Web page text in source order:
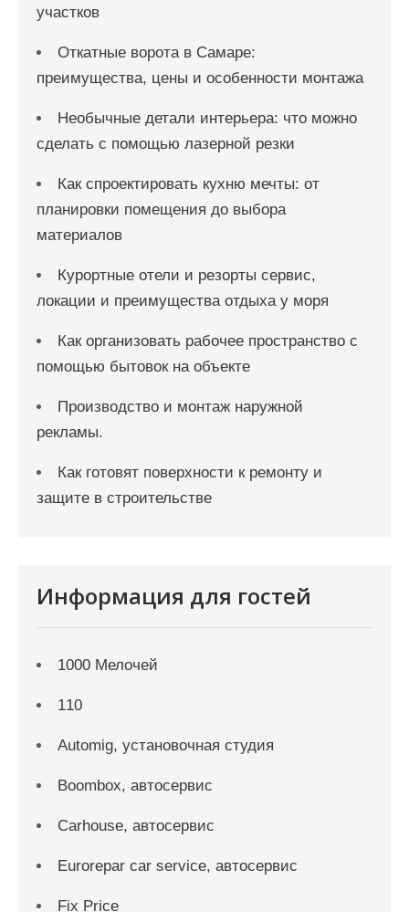
участков
Откатные ворота в Самаре:
преимущества, цены и особенности монтажа
Необычные детали интерьера: что можно
сделать с помощью лазерной резки
Как спроектировать кухню мечты: от
планировки помещения до выбора
материалов
Курортные отели и резорты сервис,
локации и преимущества отдыха у моря
Как организовать рабочее пространство с
помощью бытовок на объекте
Производство и монтаж наружной
рекламы.
Как готовят поверхности к ремонту и
защите в строительстве
Информация для гостей
1000 Мелочей
110
Automig, установочная студия
Boombox, автосервис
Carhouse, автосервис
Eurorepar car service, автосервис
Fix Price